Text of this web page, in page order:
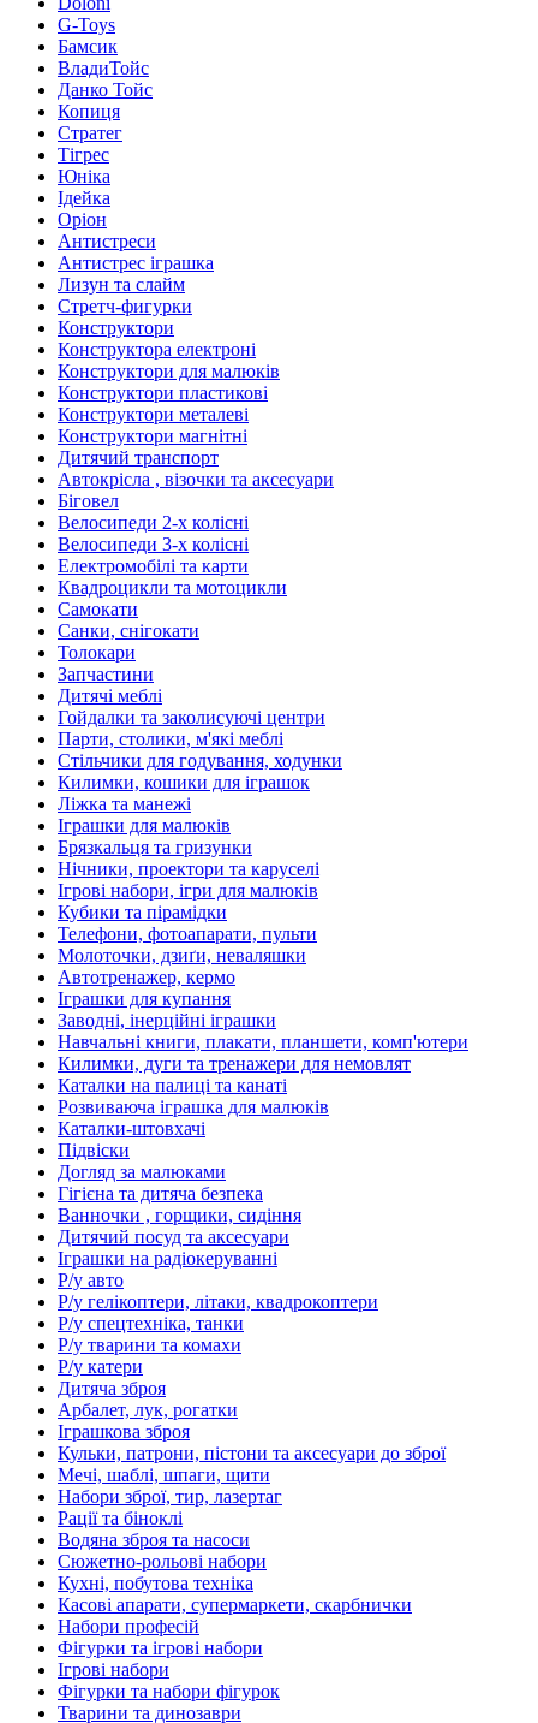
G-Toys
Бамсик
ВладиТойс
Данко Тойс
Копиця
Стратег
Тігрес
Юніка
Ідейка
Оріон
Антистреси
Антистрес іграшка
Лизун та слайм
Стретч-фигурки
Конструктори
Конструктора електроні
Конструктори для малюків
Конструктори пластикові
Конструктори металеві
Конструктори магнітні
Дитячий транспорт
Автокрісла , візочки та аксесуари
Біговел
Велосипеди 2-х колісні
Велосипеди 3-х колісні
Електромобілі та карти
Квадроцикли та мотоцикли
Самокати
Санки, снігокати
Толокари
Запчастини
Дитячі меблі
Гойдалки та заколисуючі центри
Парти, столики, м'які меблі
Стільчики для годування, ходунки
Килимки, кошики для іграшок
Ліжка та манежі
Іграшки для малюків
Брязкальця та гризунки
Нічники, проектори та каруселі
Ігрові набори, ігри для малюків
Кубики та пірамідки
Телефони, фотоапарати, пульти
Молоточки, дзиґи, неваляшки
Автотренажер, кермо
Іграшки для купання
Заводні, інерційні іграшки
Навчальні книги, плакати, планшети, комп'ютери
Килимки, дуги та тренажери для немовлят
Каталки на палиці та канаті
Розвиваюча іграшка для малюків
Каталки-штовхачі
Підвіски
Догляд за малюками
Гігієна та дитяча безпека
Ванночки , горщики, сидіння
Дитячий посуд та аксесуари
Іграшки на радіокеруванні
Р/у авто
Р/у гелікоптери, літаки, квадрокоптери
Р/у спецтехніка, танки
Р/у тварини та комахи
Р/у катери
Дитяча зброя
Арбалет, лук, рогатки
Іграшкова зброя
Кульки, патрони, пістони та аксесуари до зброї
Мечі, шаблі, шпаги, щити
Набори зброї, тир, лазертаг
Рації та біноклі
Водяна зброя та насоси
Сюжетно-рольові набори
Кухні, побутова техніка
Касові апарати, супермаркети, скарбнички
Набори професій
Фігурки та ігрові набори
Ігрові набори
Фігурки та набори фігурок
Тварини та динозаври